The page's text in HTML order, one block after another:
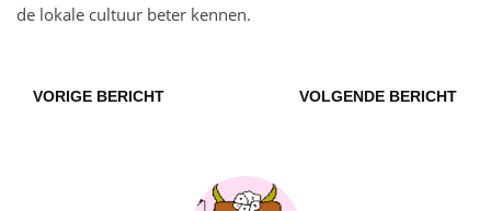
de lokale cultuur beter kennen.
VORIGE BERICHT VOLGENDE BERICHT